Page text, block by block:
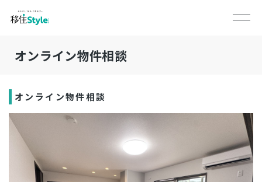
オンライン物件相談
オンライン物件相談